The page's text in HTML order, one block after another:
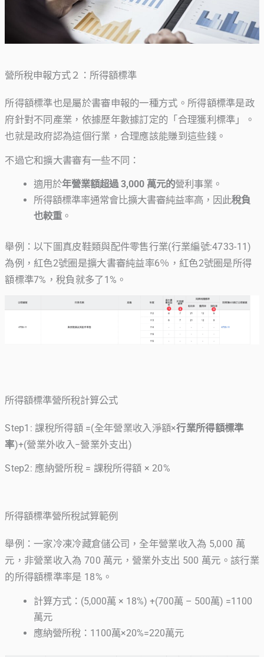
營所稅申報方式２：所得額標準
所得額標準也是屬於書審申報的一種方式。所得額標準是政
府針對不同產業，依據歷年數據訂定的「合理獲利標準」。
也就是政府認為這個行業，合理應該能賺到這些錢。
不過它和擴大書審有一些不同：
適用於年營業額超過 3,000 萬元的營利事業。
所得額標準率通常會比擴大書審純益率高，因此稅負
也較重 。
舉例：以下圖真皮鞋類與配件零售行業(行業編號:4733-11)
為例，紅色2號圈是擴大書審純益率6％，紅色2號圈是所得
額標準7%，稅負就多了1%。
所得額標準營所稅計算公式
Step1: 課稅所得額 =(全年營業收入淨額×行業所得額標準
率)+(營業外收入−營業外支出)
Step2: 應納營所稅 = 課稅所得額 × 20%
所得額標準營所稅試算範例
舉例：一家冷凍冷藏倉儲公司，全年營業收入為 5,000 萬
元，非營業收入為 700 萬元，營業外支出 500 萬元。該行業
的所得額標準率是 18%。
計算方式：(5,000萬 × 18%) +(700萬 – 500萬) =1100
萬元
應納營所稅：1100萬×20%=220萬元